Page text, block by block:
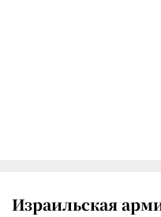
Израильская